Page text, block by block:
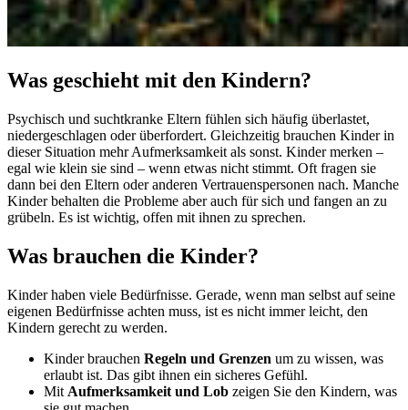
Was geschieht mit den Kindern?
Psychisch und suchtkranke Eltern fühlen sich häufig überlastet,
niedergeschlagen oder überfordert. Gleichzeitig brauchen Kinder in
dieser Situation mehr Aufmerksamkeit als sonst. Kinder merken –
egal wie klein sie sind – wenn etwas nicht stimmt. Oft fragen sie
dann bei den Eltern oder anderen Vertrauenspersonen nach. Manche
Kinder behalten die Probleme aber auch für sich und fangen an zu
grübeln. Es ist wichtig, offen mit ihnen zu sprechen.
Was brauchen die Kinder?
Kinder haben viele Bedürfnisse. Gerade, wenn man selbst auf seine
eigenen Bedürfnisse achten muss, ist es nicht immer leicht, den
Kindern gerecht zu werden.
Kinder brauchen Regeln und Grenzen um zu wissen, was
erlaubt ist. Das gibt ihnen ein sicheres Gefühl.
Mit Aufmerksamkeit und Lob zeigen Sie den Kindern, was